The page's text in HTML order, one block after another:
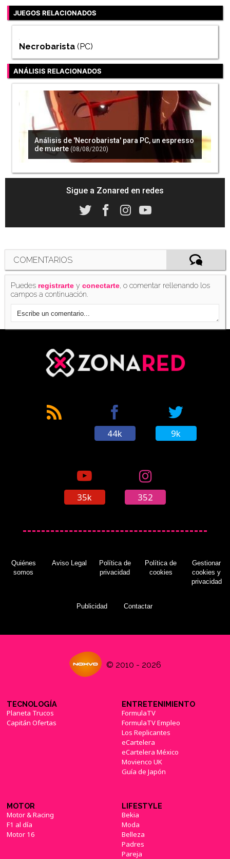
JUEGOS RELACIONADOS
Necrobarista (PC)
ANÁLISIS RELACIONADOS
Análisis de 'Necrobarista' para PC, un espresso
de muerte (08/08/2020)
Sigue a Zonared en redes
COMENTARIOS
Puedes registrarte yconectarte, o comentar rellenando los
campos a continuación.
44k 9k
35k 352
Quiénes
somos
Aviso Legal
Política de
privacidad
Política de
cookies
Gestionar
cookies y
privacidad
Publicidad Contactar
© 2010 - 2026
TECNOLOGÍA
Planeta Trucos
Capitán Ofertas
ENTRETENIMIENTO
FormulaTV
FormulaTV Empleo
Los Replicantes
eCartelera
eCartelera México
Movienco UK
Guía de Japón
MOTOR
Motor & Racing
F1 al día
Motor 16
LIFESTYLE
Bekia
Moda
Belleza
Padres
Pareja